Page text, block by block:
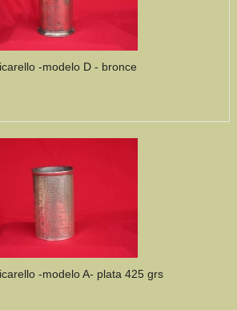
-modelo D - bronce
-modelo A- plata 425 grs